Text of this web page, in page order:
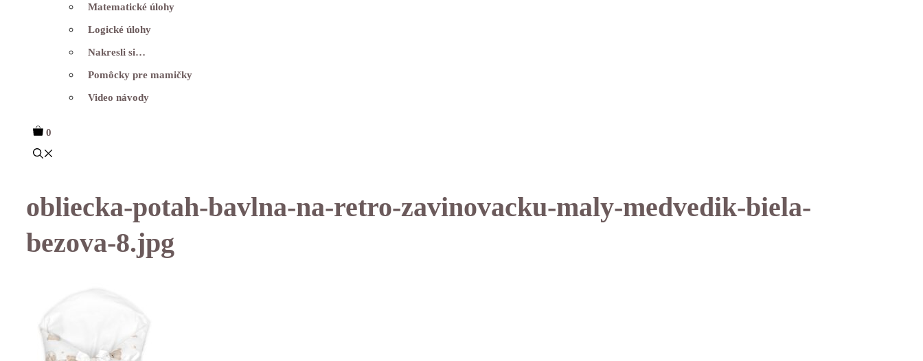
Matematické úlohy
Logické úlohy
Nakresli si…
Pomôcky pre mamičky
Video návody
0
obliecka-potah-bavlna-na-retro-zavinovacku-maly-medvedik-biela-
bezova-8.jpg